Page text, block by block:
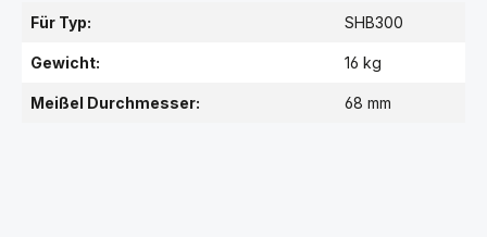
Für Typ: SHB300
Gewicht: 16 kg
Meißel Durchmesser: 68 mm